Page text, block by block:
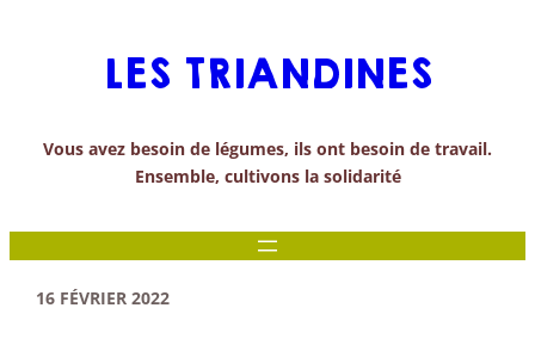
LES TRIANDINES
Vous avez besoin de légumes, ils ont besoin de travail.
Ensemble, cultivons la solidarité
16 FÉVRIER 2022